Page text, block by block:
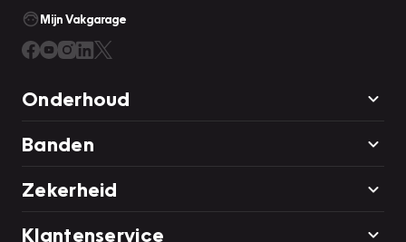
Mijn Vakgarage
Onderhoud
Banden
Zekerheid
Klantenservice